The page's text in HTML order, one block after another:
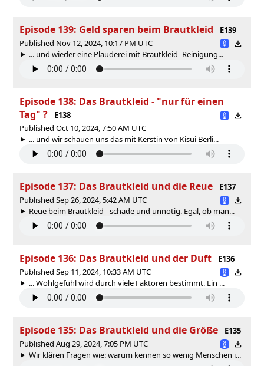
Episode 139: Geld sparen beim Brautkleid
E139
Published Nov 12, 2024, 10:17 PM UTC
... und wieder eine Plauderei mit Brautkleid- Reinigung...
Episode 138: Das Brautkleid - "nur für einen
Tag" ?
E138
Published Oct 10, 2024, 7:50 AM UTC
... und wir schauen uns das mit Kerstin von Kisui Berli...
Episode 137: Das Brautkleid und die Reue
E137
Published Sep 26, 2024, 5:42 AM UTC
Reue beim Brautkleid - schade und unnötig. Egal, ob man...
Episode 136: Das Brautkleid und der Duft
E136
Published Sep 11, 2024, 10:33 AM UTC
... Wohlgefühl wird durch viele Faktoren bestimmt. Ein ...
Episode 135: Das Brautkleid und die Größe
E135
Published Aug 29, 2024, 7:05 PM UTC
Wir klären Fragen wie: warum kennen so wenig Menschen i...